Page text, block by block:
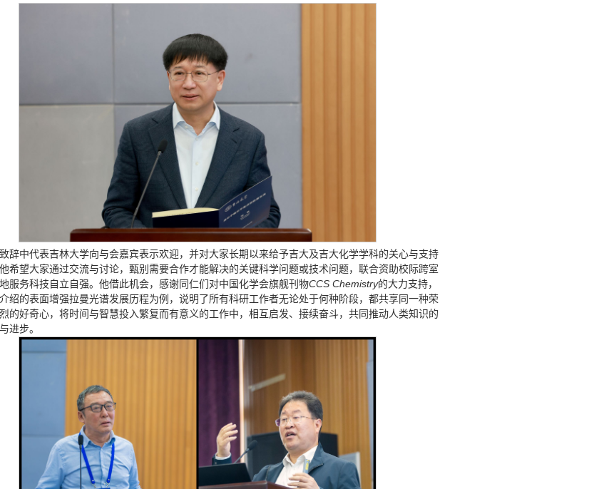
辞中代表吉林大学向与会嘉宾表示欢迎，并对大家长期以来给予吉大及吉大化学学科的关心与支持
希望大家通过交流与讨论，甄别需要合作才能解决的关键科学问题或技术问题，联合资助校际跨室
服务科技自立自强。他借此机会，感谢同仁们对中国化学会旗舰刊物CCS Chemistry的大力支持，
绍的表面增强拉曼光谱发展历程为例，说明了所有科研工作者无论处于何种阶段，都共享同一种荣
的好奇心，将时间与智慧投入繁复而有意义的工作中，相互启发、接续奋斗，共同推动人类知识的
进步。